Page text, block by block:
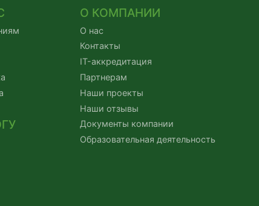
О КОМПАНИИ
О нас
Контакты
IT-аккредитация
Партнерам
Наши проекты
Наши отзывы
Документы компании
Образовательная деятельность